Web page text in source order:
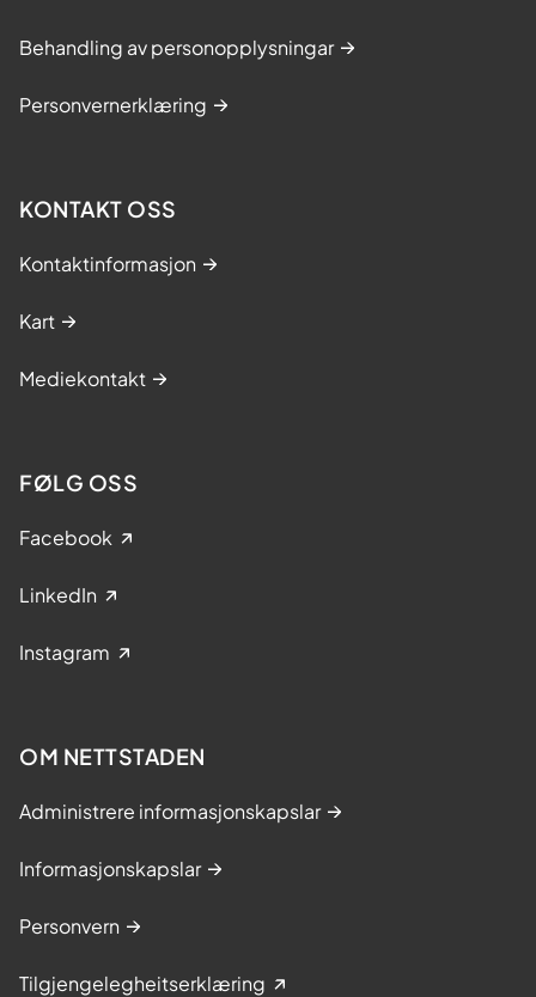
Behandling av personopplysningar
Personvernerklæring
KONTAKT OSS
Kontaktinformasjon
Kart
Mediekontakt
FØLG OSS
Facebook
LinkedIn
Instagram
OM NETTSTADEN
Administrere informasjonskapslar
Informasjonskapslar
Personvern
Tilgjengelegheitserklæring